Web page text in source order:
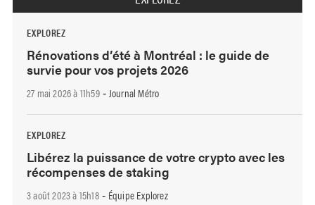
EXPLOREZ
Rénovations d’été à Montréal : le guide de
survie pour vos projets 2026
27 mai 2026 à 11h59- Journal Métro
EXPLOREZ
Libérez la puissance de votre crypto avec les
récompenses de staking
3 août 2023 à 15h18- Équipe Explorez